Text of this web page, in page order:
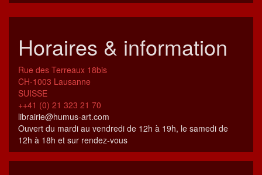
Horaires & information
Rue des Terreaux 18bis
CH-1003 Lausanne
SUISSE
++41 (0) 21 323 21 70
librairie@humus-art.com
Ouvert du mardi au vendredi de 12h à 19h, le samedi de
12h à 18h et sur rendez-vous